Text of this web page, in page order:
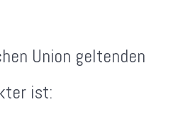
Union geltenden
ist: